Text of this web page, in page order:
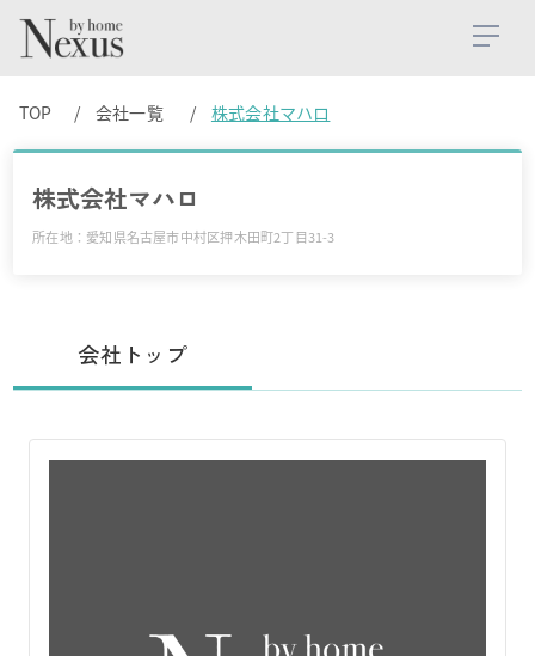
TOP 会社一覧 株式会社マハロ
株式会社マハロ
所在地：愛知県名古屋市中村区押木田町2丁目31-3
会社トップ